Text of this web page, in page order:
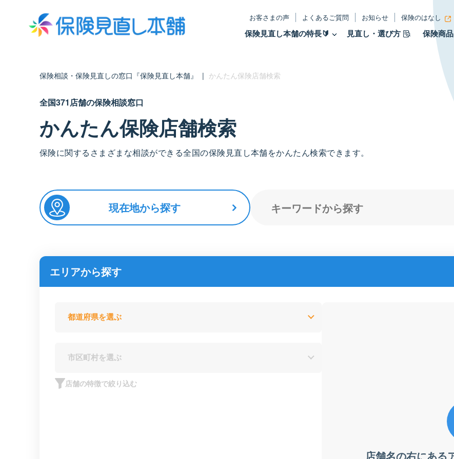
お客さまの声 よくあるご質問 お知らせ 保険のはなし
保険見直し本舗の特長🔰 見直し・選び方 保険商品
保険相談・保険見直しの窓口『保険見直し本舗』 | かんたん保険店舗検索
全国371店舗の保険相談窓口
かんたん保険店舗検索
保険に関するさまざまな相談ができる全国の保険見直し本舗をかんたん検索できます。
現在地から探す
エリアから探す
店舗の特徴で絞り込む